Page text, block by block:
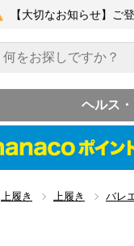
【大切なお知らせ】ご
ヘルス
上履き 上履き バレ